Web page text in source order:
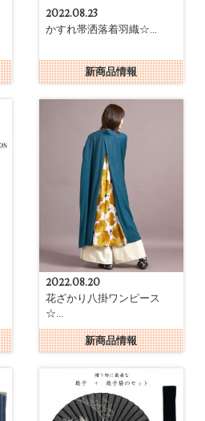
2022.08.23
かすれ帯洒落着羽織☆...
新商品情報
2022.08.20
花ざかり八掛ワンピース
☆...
新商品情報